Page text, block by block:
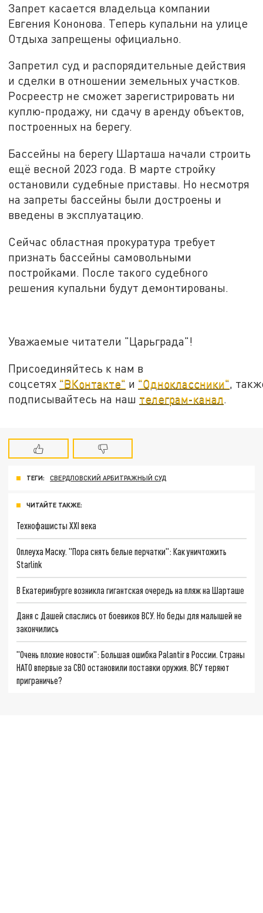
Запрет касается владельца компании
Евгения Кононова. Теперь купальни на улице
Отдыха запрещены официально.
Запретил суд и распорядительные действия
и сделки в отношении земельных участков.
Росреестр не сможет зарегистрировать ни
куплю-продажу, ни сдачу в аренду объектов,
построенных на берегу.
Бассейны на берегу Шарташа начали строить
ещё весной 2023 года. В марте стройку
остановили судебные приставы. Но несмотря
на запреты бассейны были достроены и
введены в эксплуатацию.
Сейчас областная прокуратура требует
признать бассейны самовольными
постройками. После такого судебного
решения купальни будут демонтированы.
Уважаемые читатели "Царьграда"!
Присоединяйтесь к нам в
соцсетях "ВКонтакте" и "Одноклассники",
подписывайтесь на наш телеграм-канал.
ТЕГИ: СВЕРДЛОВСКИЙ АРБИТРАЖНЫЙ СУД
ЧИТАЙТЕ ТАКЖЕ:
Технофашисты XXI века
Оплеуха Маску. "Пора снять белые перчатки": Как уничтожить
Starlink
В Екатеринбурге возникла гигантская очередь на пляж на Шарташе
Даня с Дашей спаслись от боевиков ВСУ. Но беды для малышей не
закончились
"Очень плохие новости": Большая ошибка Palantir в России. Страны
НАТО впервые за СВО остановили поставки оружия. ВСУ теряют
приграничье?